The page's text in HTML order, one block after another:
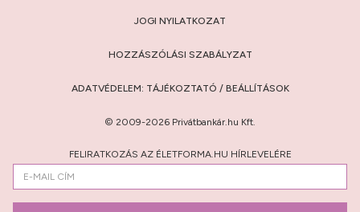
JOGI NYILATKOZAT
HOZZÁSZÓLÁSI SZABÁLYZAT
ADATVÉDELEM: TÁJÉKOZTATÓ / BEÁLLÍTÁSOK
© 2009-2026 Privátbankár.hu Kft.
FELIRATKOZÁS AZ ÉLETFORMA.HU HÍRLEVELÉRE